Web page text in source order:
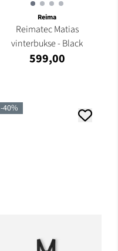
Reima
Reimatec Matias
vinterbukse - Black
599,00
-40%